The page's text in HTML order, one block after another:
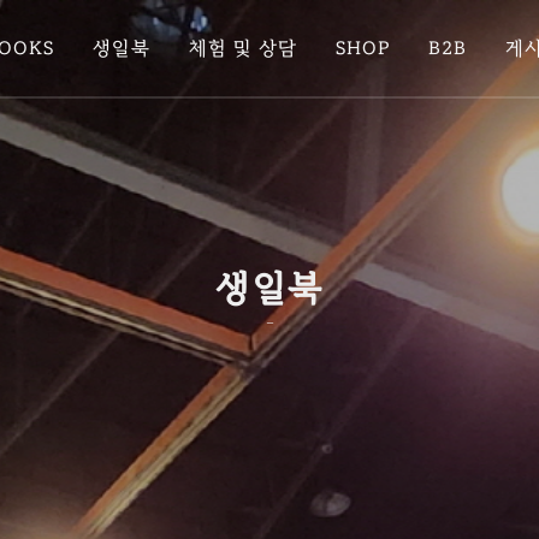
생일북 체험 및 상담 SHOP B2B 게
생일북
-